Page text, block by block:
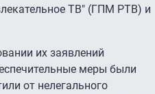
ТВ" (ГПМ РТВ) и
их заявлений
меры были
от нелегального